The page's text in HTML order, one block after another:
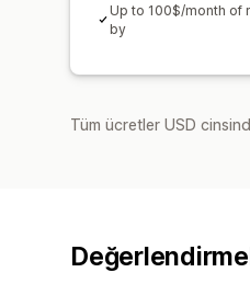
Up to 100$/month of
by
Tüm ücretler USD